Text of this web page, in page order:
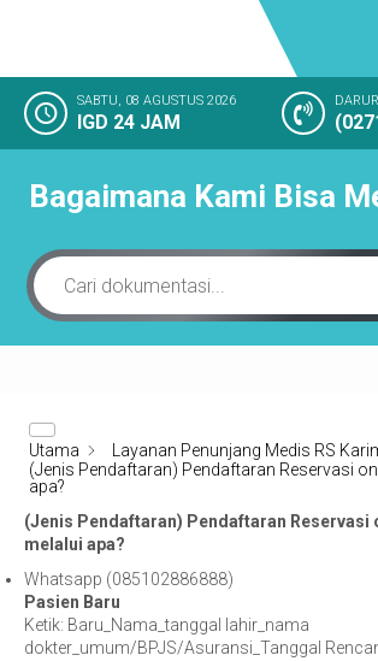
PROFIL
LAYANAN KAMI
FASILITAS RUMAH SAKIT
KESAN PELANGGAN
SOSIAL MEDIA
TANYA KAMI
SARAN
SABTU, 08 AGUSTUS 2026
IGD 24 JAM
Bagaimana Kami Bisa
Utama
Layanan Penunjang Medis RS
(Jenis Pendaftaran) Pendaftaran Reservasi
apa?
(Jenis Pendaftaran) Pendaftaran Reservasi
melalui apa?
Whatsapp (085102886888)
Pasien Baru
Ketik: Baru_Nama_tanggal lahir_nama
dokter_umum/BPJS/Asuransi_Tanggal